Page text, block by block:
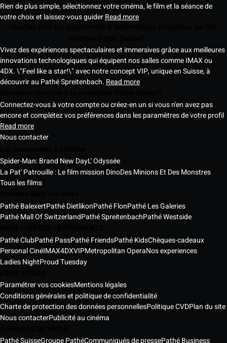
Rien de plus simple, sélectionnez votre cinéma, le film et la séance de
votre choix et laissez-vous guiderRead more
Vivez des expériences spectaculaires et immersives grâce aux meilleures
innovations technologiques qui équipent nos salles comme IMAX ou
4DX. \"Feel like a star!\" avec notre concept VIP, unique en Suisse, à
découvrir au Pathé Spreitenbach. Read more
Connectez-vous à votre compte ou créez-en un si vous n'en avez pas
encore et complétez vos préférences dans les paramètres de votre profil
Read more
Nous contacter
Spider-Man: Brand New DayL' Odyssée
La Pat' Patrouille : Le film mission DinoDes Minions Et Des Monstres
Tous les films
Pathé BalexertPathé DietlikonPathé FlonPathé Les Galeries
Pathé Mall Of SwitzerlandPathé SpreitenbachPathé Westside
Pathé ClubPathé PassPathé FriendsPathé KidsChèques-cadeaux
Personal CinéIMAX4DXVIPMetropolitan OperaNos experiences
Ladies NightProud Tuesday
Paramétrer vos cookiesMentions légales
Conditions générales et politique de confidentialité
Charte de protection des données personnellesPolitique CVDPlan du site
Nous contacterPublicité au cinéma
Pathé SuisseGroupe PathéCommuniqués de pressePathé Business